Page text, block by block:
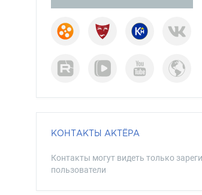
КОНТАКТЫ АКТЁРА
Контакты могут видеть только
пользователи